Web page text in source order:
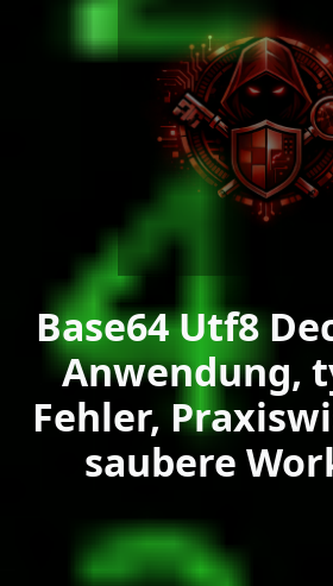
Base64 Utf8
Anwendung,
Fehler,
saubere